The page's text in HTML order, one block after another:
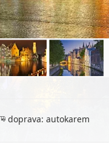
doprava: autokarem